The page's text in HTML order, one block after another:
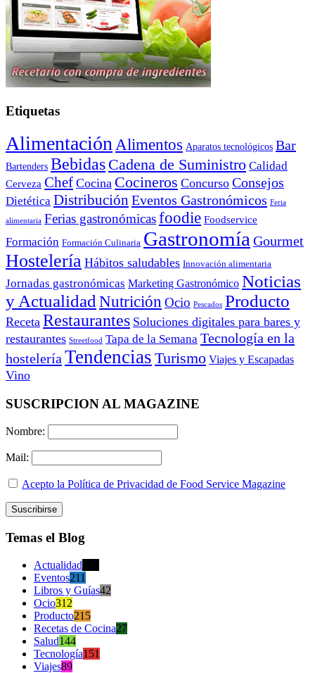
Etiquetas
Alimentación Alimentos Aparatos tecnológicos Bar
Bartenders Bebidas Cadena de Suministro Calidad
Cerveza Chef Cocina Cocineros Concurso Consejos
Dietética Distribución Eventos Gastronómicos Feria
alimentaria Ferias gastronómicasfoodie Foodservice
Formación Formación Culinaria Gastronomía Gourmet
Hostelería Hábitos saludables Innovación alimentaria
Jornadas gastronómicas Marketing Gastronómico Noticias
y Actualidad Nutrición Ocio Pescados Producto
Receta Restaurantes Soluciones digitales para bares y
restaurantes Streetfood Tapa de la Semana Tecnología en la
hostelería Tendencias Turismo Viajes y Escapadas
Vino
SUSCRIPCION AL MAGAZINE
Nombre:
Mail:
Acepto la Política de Privacidad de Food Service Magazine
Temas el Blog
Actualidad
Eventos211
Libros y Guías42
Ocio312
Producto215
Recetas de Cocina27
Salud144
Tecnología151
Viajes89